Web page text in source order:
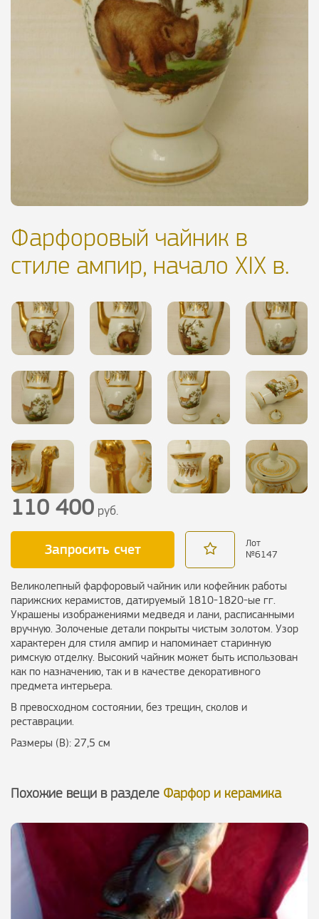
Фарфоровый чайник в
стиле ампир, начало XIX в.
110 400 руб.
Запросить счет
Лот
№6147
Великолепный фарфоровый чайник или кофейник работы
парижских керамистов, датируемый 1810-1820-ые гг.
Украшены изображениями медведя и лани, расписанными
вручную. Золоченые детали покрыты чистым золотом. Узор
характерен для стиля ампир и напоминает старинную
римскую отделку. Высокий чайник может быть использован
как по назначению, так и в качестве декоративного
предмета интерьера.
В превосходном состоянии, без трещин, сколов и
реставрации.
Размеры (В): 27,5 см
Похожие вещи в разделе Фарфор и керамика